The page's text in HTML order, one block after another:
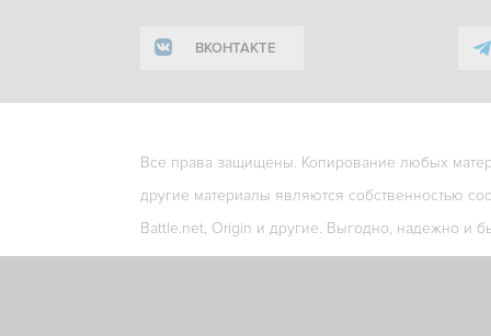
ВКОНТАКТЕ
Все права защищены. Копирование любых
другие материалы являются собственностью
Battle.net, Origin и другие. Выгодно, надежно и